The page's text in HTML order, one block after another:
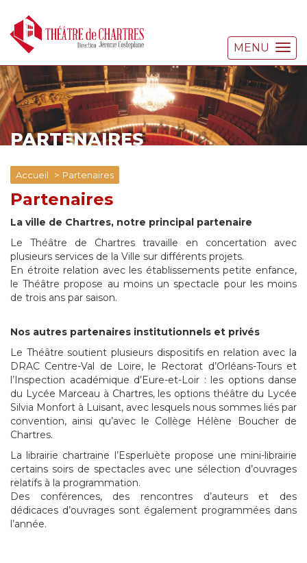
MENU
PARTENAIRES
Accueil Partenaires
Partenaires
La ville de Chartres, notre principal partenaire
Le Théâtre de Chartres travaille en concertation avec
plusieurs services de la Ville sur différents projets.
En étroite relation avec les établissements petite enfance,
le Théâtre propose au moins un spectacle pour les moins
de trois ans par saison.
Nos autres partenaires institutionnels et privés
Le Théâtre soutient plusieurs dispositifs en relation avec la
DRAC Centre-Val de Loire, le Rectorat d’Orléans-Tours et
l’Inspection académique d’Eure-et-Loir : les options danse
du Lycée Marceau à Chartres, les options théâtre du Lycée
Silvia Monfort à Luisant, avec lesquels nous sommes liés par
convention, ainsi qu’avec le Collège Hélène Boucher de
Chartres.
La librairie chartraine l’Esperluète propose une mini-librairie
certains soirs de spectacles avec une sélection d’ouvrages
relatifs à la programmation.
Des conférences, des rencontres d’auteurs et des
dédicaces d’ouvrages sont également programmées dans
l’année.